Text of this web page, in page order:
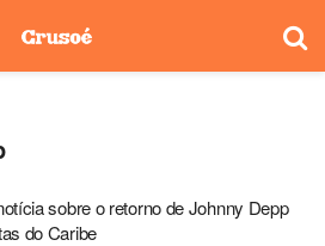
sobre o retorno de Johnny Depp
do Caribe